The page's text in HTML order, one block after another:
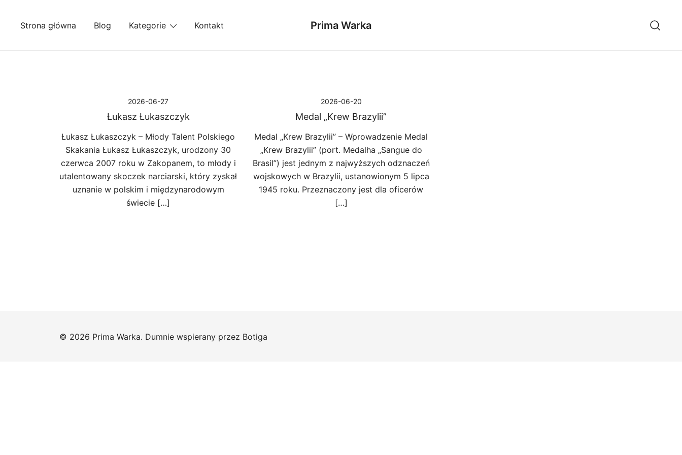
Strona główna Blog Kategorie Kontakt Prima Warka
2026-06-27
Łukasz Łukaszczyk
Łukasz Łukaszczyk – Młody Talent Polskiego
Skakania Łukasz Łukaszczyk, urodzony 30
czerwca 2007 roku w Zakopanem, to młody i
utalentowany skoczek narciarski, który zyskał
uznanie w polskim i międzynarodowym
świecie […]
2026-06-20
Medal „Krew Brazylii”
Medal „Krew Brazylii” – Wprowadzenie Medal
„Krew Brazylii” (port. Medalha „Sangue do
Brasil”) jest jednym z najwyższych odznaczeń
wojskowych w Brazylii, ustanowionym 5 lipca
1945 roku. Przeznaczony jest dla oficerów
[…]
© 2026 Prima Warka. Dumnie wspierany przez Botiga